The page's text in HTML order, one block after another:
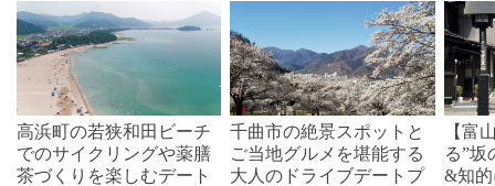
高浜町の若狭和田ビーチ
でのサイクリングや薬膳
茶づくりを楽しむデート
千曲市の絶景スポットと
ご当地グルメを堪能する
大人のドライブデートプ
【富
る”坂
&知